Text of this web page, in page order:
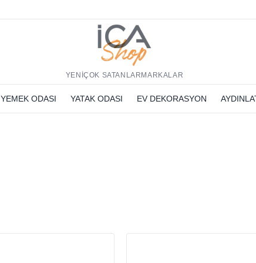
YENİÇOK SATANLAR MARKALAR
YEMEK ODASI YATAK ODASI EV DEKORASYON